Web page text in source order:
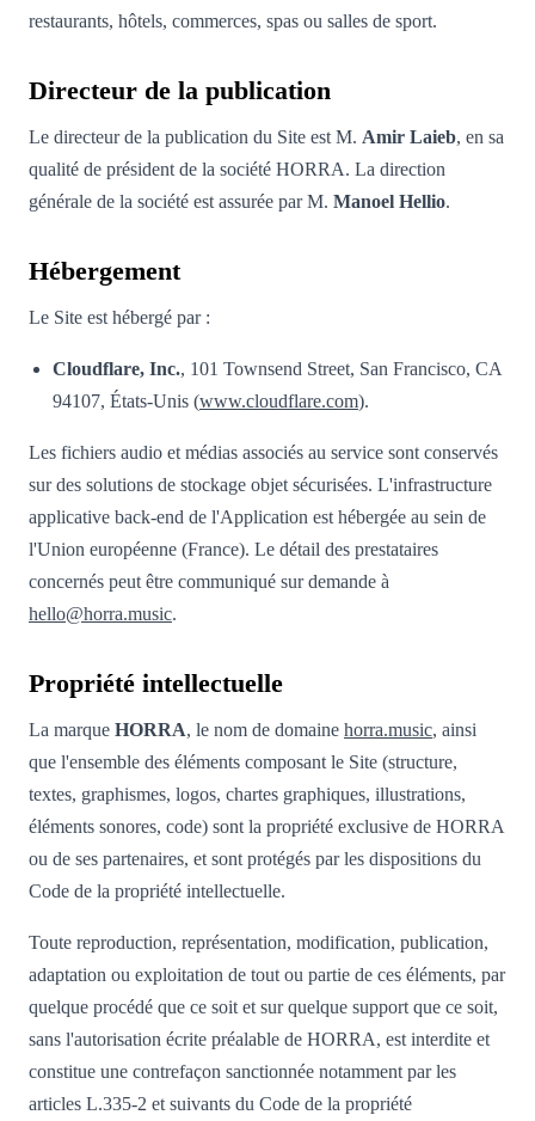
restaurants, hôtels, commerces, spas ou salles de sport.
Directeur de la publication
Le directeur de la publication du Site est M. Amir Laieb, en sa
qualité de président de la société HORRA. La direction
générale de la société est assurée par M. Manoel Hellio.
Hébergement
Le Site est hébergé par :
Cloudflare, Inc., 101 Townsend Street, San Francisco, CA
94107, États-Unis (www.cloudflare.com).
Les fichiers audio et médias associés au service sont conservés
sur des solutions de stockage objet sécurisées. L'infrastructure
applicative back-end de l'Application est hébergée au sein de
l'Union européenne (France). Le détail des prestataires
concernés peut être communiqué sur demande à
hello@horra.music.
Propriété intellectuelle
La marque HORRA, le nom de domaine horra.music, ainsi
que l'ensemble des éléments composant le Site (structure,
textes, graphismes, logos, chartes graphiques, illustrations,
éléments sonores, code) sont la propriété exclusive de HORRA
ou de ses partenaires, et sont protégés par les dispositions du
Code de la propriété intellectuelle.
Toute reproduction, représentation, modification, publication,
adaptation ou exploitation de tout ou partie de ces éléments, par
quelque procédé que ce soit et sur quelque support que ce soit,
sans l'autorisation écrite préalable de HORRA, est interdite et
constitue une contrefaçon sanctionnée notamment par les
articles L.335-2 et suivants du Code de la propriété